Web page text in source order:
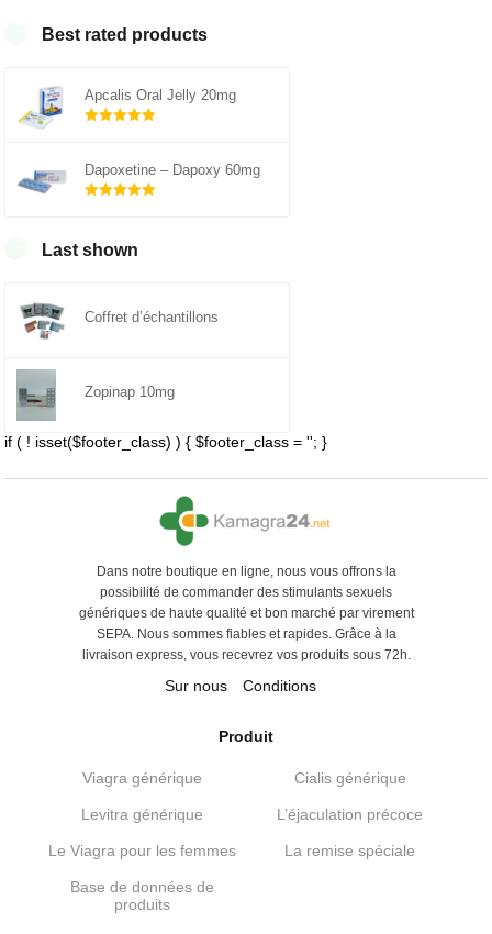
Best rated products
Apcalis Oral Jelly 20mg
Dapoxetine – Dapoxy 60mg
Last shown
Coffret d’échantillons
Zopinap 10mg
if ( ! isset($footer_class) ) { $footer_class = ''; }
Dans notre boutique en ligne, nous vous offrons la
possibilité de commander des stimulants sexuels
génériques de haute qualité et bon marché par virement
SEPA. Nous sommes fiables et rapides. Grâce à la
livraison express, vous recevrez vos produits sous 72h.
Sur nous Conditions
Produit
Viagra générique Cialis générique
Levitra générique L’éjaculation précoce
Le Viagra pour les femmes La remise spéciale
Base de données de
produits